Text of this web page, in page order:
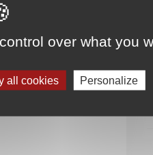
over what you
all cookies Personalize